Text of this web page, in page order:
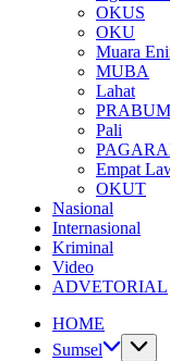
OKUS
OKU
Muara
MUBA
Lahat
Pali
Empat
OKUT
Nasional
Internasional
Kriminal
Video
ADVETORIAL
HOME
Sumsel